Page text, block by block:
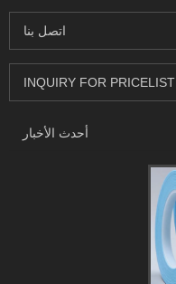
اتصل بنا
INQUIRY FOR PRICELIST
أحدث الأخبار